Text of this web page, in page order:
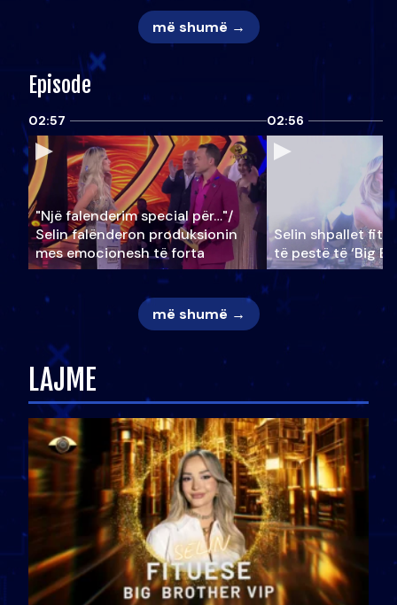
më shumë →
Episode
02:57
"Një falenderim special për…"/
Selin falënderon produksionin
mes emocionesh të forta
02:56
Selin shpallet
të pestë të ‘Big
më shumë →
LAJME